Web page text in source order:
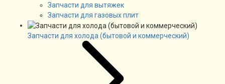
Запчасти для вытяжек
Запчасти для газовых плит
Запчасти для холода (бытовой и коммерческий)